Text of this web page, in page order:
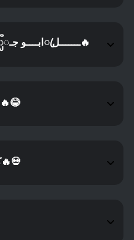
🔥ابــــو جـ◌ᬼـــــــبـꦿـــــــل🔥
ابو مهيب 🔥😂
كــاتــرس🔥💀